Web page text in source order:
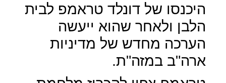
היכנסו של דונלד טראמפ לבית
הלבן ולאחר שהוא ייעשה
הערכה מחדש של מדיניות
ארה"ב במזה"ת.